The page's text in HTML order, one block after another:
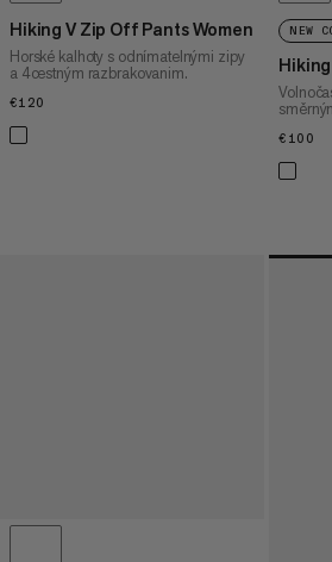
Hiking V Zip Off Pants Women
Horské kalhoty s odnímatelnými zipy
a 4cestným razbrakovanim.
€120
NEW
€100